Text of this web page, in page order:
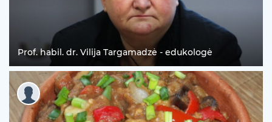
Prof. habil. dr. Vilija Targamadzė - edukologė